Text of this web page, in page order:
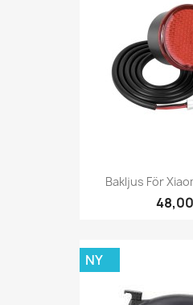
Bakljus För
NY